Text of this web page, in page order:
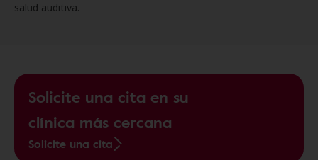
salud auditiva.
Solicite una cita en su
clínica más cercana
Solicite una cita